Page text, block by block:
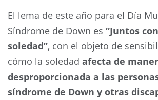
El lema de este año para el Día
Síndrome de Down es “Juntos
soledad”, con el objeto de
cómo la soledad afecta de
desproporcionada a las
síndrome de Down y otras